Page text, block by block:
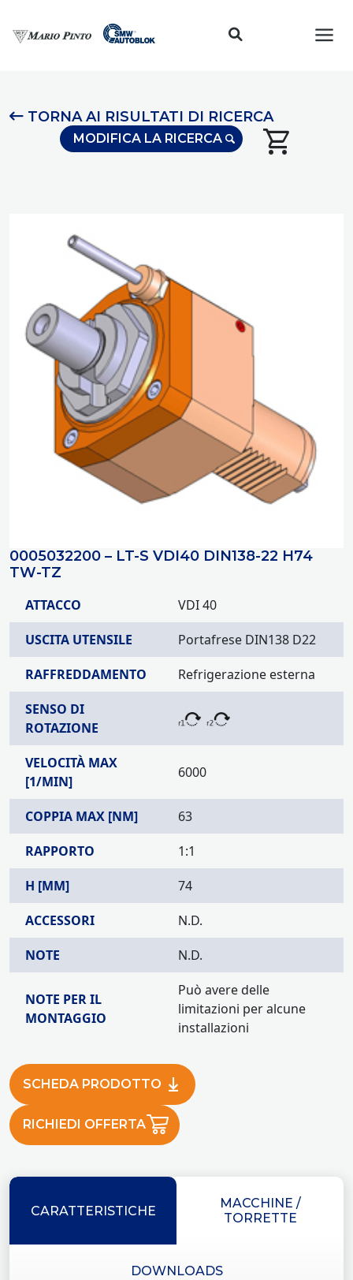
TORNA AI RISULTATI DI RICERCA
MODIFICA LA RICERCA shopping_cart
0005032200 – LT-S VDI40 DIN138-22 H74
TW-TZ
ATTACCO
VDI 40
USCITA UTENSILE
Portafrese DIN138 D22
RAFFREDDAMENTO
Refrigerazione esterna
SENSO DI
ROTAZIONE
VELOCITÀ MAX
[1/MIN]
6000
COPPIA MAX [NM]
63
RAPPORTO
1:1
H [MM]
74
ACCESSORI
N.D.
NOTE
N.D.
NOTE PER IL
MONTAGGIO
Può avere delle
limitazioni per alcune
installazioni
SCHEDA PRODOTTO
RICHIEDI OFFERTA
CARATTERISTICHE
MACCHINE /
TORRETTE
DOWNLOADS